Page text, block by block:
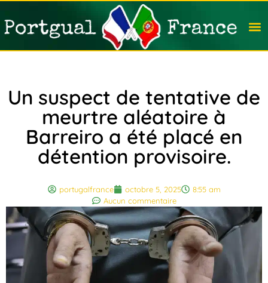
Un suspect de tentative de
meurtre aléatoire à
Barreiro a été placé en
détention provisoire.
portugalfrance octobre 5, 2025
8:55 am
Aucun commentaire